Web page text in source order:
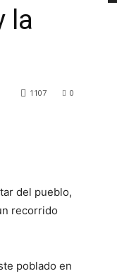
la
0
1107
del pueblo,
recorrido
poblado en